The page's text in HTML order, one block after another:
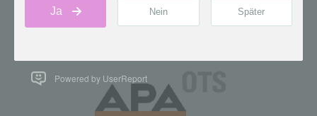
Powered by UserReport